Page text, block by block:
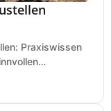
Praxiswissen